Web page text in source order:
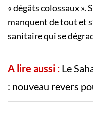
« dégâts colossaux ».
manquent de tout et
sanitaire qui se
A lire aussi : Le
: nouveau revers